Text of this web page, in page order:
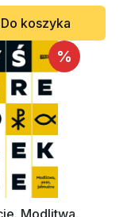
Do koszyka
%
Modlitwa,